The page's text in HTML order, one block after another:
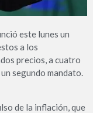
este lunes un
a los
precios, a cuatro
segundo mandato.
de la inflación, que